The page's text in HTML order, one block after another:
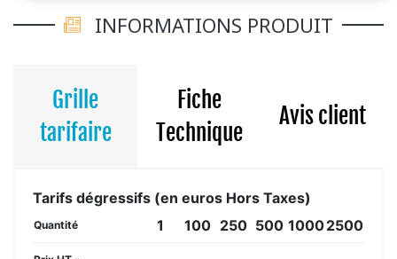
INFORMATIONS PRODUIT
Grille
tarifaire
Fiche
Technique
Avis client
Tarifs dégressifs (en euros Hors Taxes)
Quantité 1 100 250 500 10002500